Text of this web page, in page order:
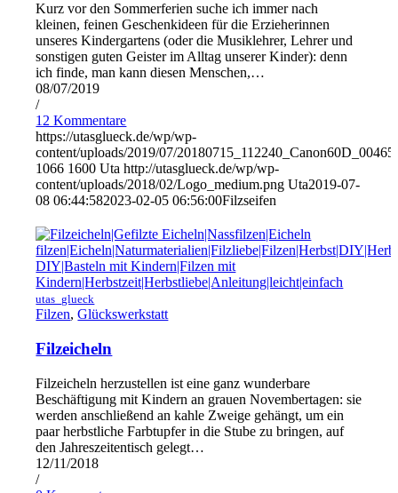
Kurz vor den Sommerferien suche ich immer nach
kleinen, feinen Geschenkideen für die Erzieherinnen
unseres Kindergartens (oder die Musiklehrer, Lehrer und
sonstigen guten Geister im Alltag unserer Kinder): denn
ich finde, man kann diesen Menschen,…
08/07/2019
/
12 Kommentare
https://utasglueck.de/wp/wp-
content/uploads/2019/07/
1066 1600 Uta http://utasglueck.de/wp/wp-
content/uploads/2018/02/Logo_medium.png Uta2019-07-
08 06:44:582023-02-05 06:56:00Filzseifen
utas_glueck
Filzen,Glückswerkstatt
Filzeicheln
Filzeicheln herzustellen ist eine ganz wunderbare
Beschäftigung mit Kindern an grauen Novembertagen: sie
werden anschließend an kahle Zweige gehängt, um ein
paar herbstliche Farbtupfer in die Stube zu bringen, auf
den Jahreszeitentisch gelegt…
12/11/2018
/